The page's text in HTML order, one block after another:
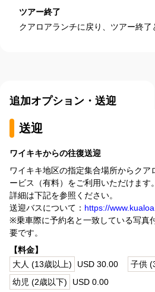
ツアー終了
クアロアランチに戻り、ツアー終了
追加オプション・送迎
送迎
ワイキキからの往復送迎
ワイキキ地区の指定集合場所からクア
ービス（有料）をご利用いただけます。
詳細は下記を参照ください。
送迎バスについて： https://
※乗車際に予約名と一致している写真
要です。
【料金】
大人 (13歳以上)
USD 30.00 子供
幼児 (2歳以下)
USD 0.00